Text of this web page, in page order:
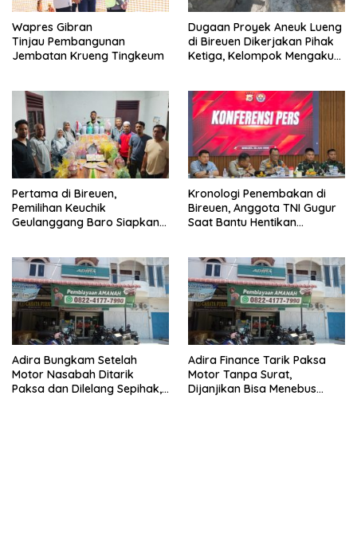
Wapres Gibran
Tinjau Pembangunan
Jembatan Krueng Tingkeum
Dugaan Proyek Aneuk Lueng
di Bireuen Dikerjakan Pihak
Ketiga, Kelompok Mengaku
Pertama di Bireuen,
Pemilihan Keuchik
Geulanggang Baro Siapkan
Kronologi Penembakan di
Bireuen, Anggota TNI Gugur
Saat Bantu Hentikan
Adira Bungkam Setelah
Motor Nasabah Ditarik
Paksa dan Dilelang Sepihak,
Adira Finance Tarik Paksa
Motor Tanpa Surat,
Dijanjikan Bisa Menebus